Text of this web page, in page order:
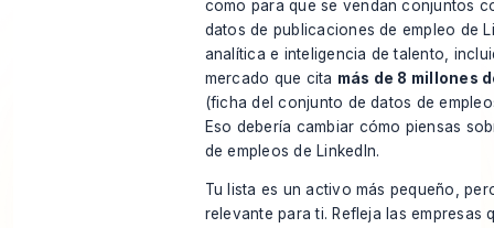
como para que se vendan conjuntos
datos de publicaciones de empleo de
analítica e inteligencia de talento,
mercado que cita más de 8 millones
(ficha del conjunto de datos de
Eso debería cambiar cómo piensas
de empleos de LinkedIn.
Tu lista es un activo más pequeño,
relevante para ti. Refleja las empresas